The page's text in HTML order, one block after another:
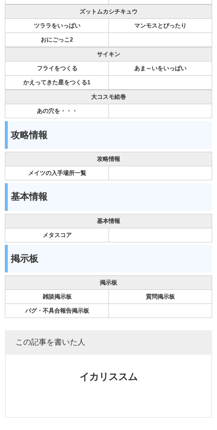
ズットムカシチキュウ
ツララをいっぱい マンモスとぴったり
おにごっこ2
サイキン
フライをつくる あま～いをいっぱい
かえってきた星をつくる1
大コスモ絵巻
あの穴を・・・
攻略情報
攻略情報
メイツの入手場所一覧
基本情報
基本情報
メタスコア
掲示板
掲示板
雑談掲示板 質問掲示板
バグ・不具合報告掲示板
この記事を書いた人
イカリススム